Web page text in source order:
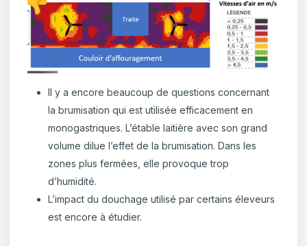
Il y a encore beaucoup de questions concernant
la brumisation qui est utilisée efficacement en
monogastriques. L’étable laitière avec son grand
volume dilue l’effet de la brumisation. Dans les
zones plus fermées, elle provoque trop
d’humidité.
L’impact du douchage utilisé par certains éleveurs
est encore à étudier.